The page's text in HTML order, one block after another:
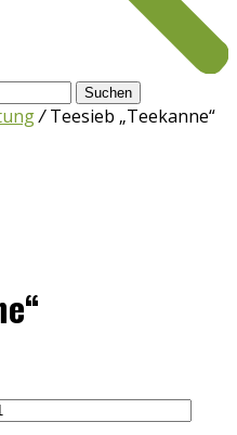
Suchen
/Teesieb „Teekanne“